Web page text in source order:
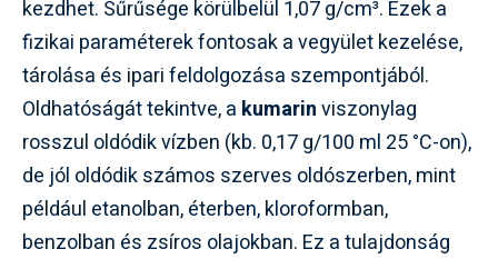
kezdhet. Sűrűsége körülbelül 1,07 g/cm³. Ezek a
fizikai paraméterek fontosak a vegyület kezelése,
tárolása és ipari feldolgozása szempontjából.
Oldhatóságát tekintve, a kumarinviszonylag
rosszul oldódik vízben (kb. 0,17 g/100 ml 25 °C-on),
de jól oldódik számos szerves oldószerben, mint
például etanolban, éterben, kloroformban,
benzolban és zsíros olajokban. Ez a tulajdonság